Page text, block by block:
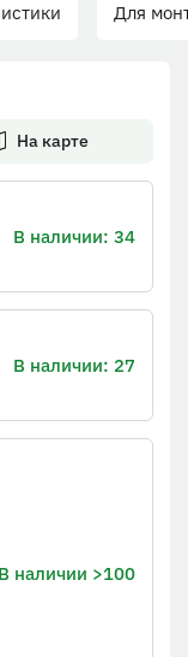
Для
На карте
В наличии: 34
В наличии: 27
В наличии >100